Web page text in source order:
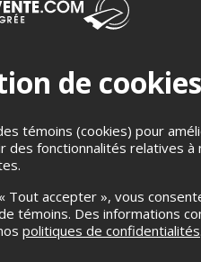
Aucun
Aucun échange
de cookies
témoins (cookies) pour
des fonctionnalités relatives
Tout accepter », vous
témoins. Des informations
politiques de confidentialités